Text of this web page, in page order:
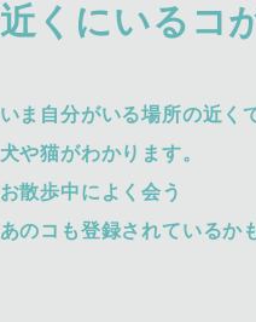
近くにいるコ
いま自分がいる場所の近く
犬や猫がわかります。
お散歩中によく会う
あのコも登録されているか